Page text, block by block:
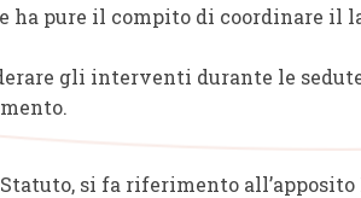
ha pure il compito di coordinare
gli interventi durante le
si fa riferimento all’apposito